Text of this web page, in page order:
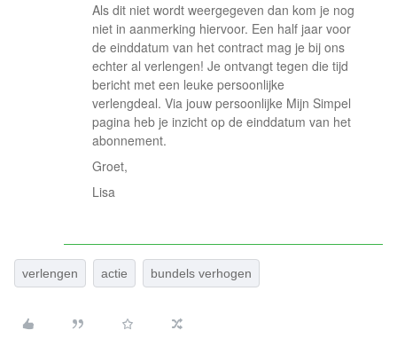
Als dit niet wordt weergegeven dan kom je nog
niet in aanmerking hiervoor. Een half jaar voor
de einddatum van het contract mag je bij ons
echter al verlengen! Je ontvangt tegen die tijd
bericht met een leuke persoonlijke
verlengdeal. Via jouw persoonlijke Mijn Simpel
pagina heb je inzicht op de einddatum van het
abonnement.
Groet,
Lisa
verlengen actie bundels verhogen